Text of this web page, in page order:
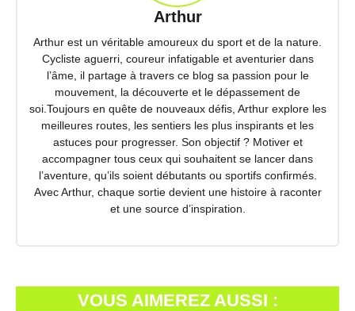
Arthur
Arthur est un véritable amoureux du sport et de la nature.
Cycliste aguerri, coureur infatigable et aventurier dans
l’âme, il partage à travers ce blog sa passion pour le
mouvement, la découverte et le dépassement de
soi.Toujours en quête de nouveaux défis, Arthur explore les
meilleures routes, les sentiers les plus inspirants et les
astuces pour progresser. Son objectif ? Motiver et
accompagner tous ceux qui souhaitent se lancer dans
l’aventure, qu’ils soient débutants ou sportifs confirmés.
Avec Arthur, chaque sortie devient une histoire à raconter
et une source d’inspiration.
VOUS AIMEREZ AUSSI :